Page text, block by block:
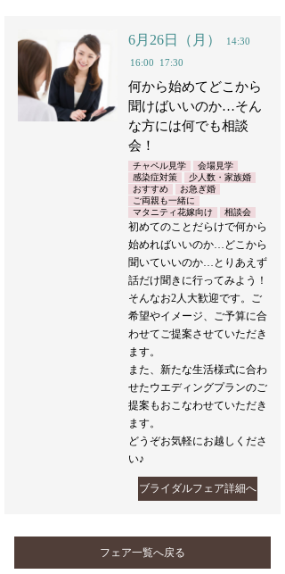
6月26日（月）
14:30
16:00
17:30
何から始めてどこから
聞けばいいのか…そん
な方には何でも相談
会！
チャペル見学
会場見学
感染症対策
少人数・家族婚
おすすめ
お急ぎ婚
ご両親も一緒に
マタニティ花嫁向け
相談会
初めてのことだらけで何から
始めればいいのか…どこから
聞いていいのか…とりあえず
話だけ聞きに行ってみよう！
そんなお2人大歓迎です。ご
希望やイメージ、ご予算に合
わせてご提案させていただき
ます。
また、新たな生活様式に合わ
せたウエディングプランのご
提案もおこなわせていただき
ます。
どうぞお気軽にお越しくださ
い♪
ブライダルフェア詳細へ
フェア一覧へ戻る